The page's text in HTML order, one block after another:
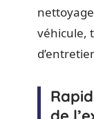
véhicule,